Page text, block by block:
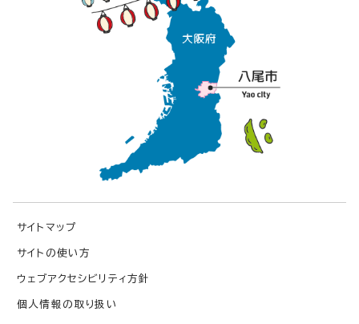
サイトマップ
サイトの使い方
ウェブアクセシビリティ方針
個人情報の取り扱い